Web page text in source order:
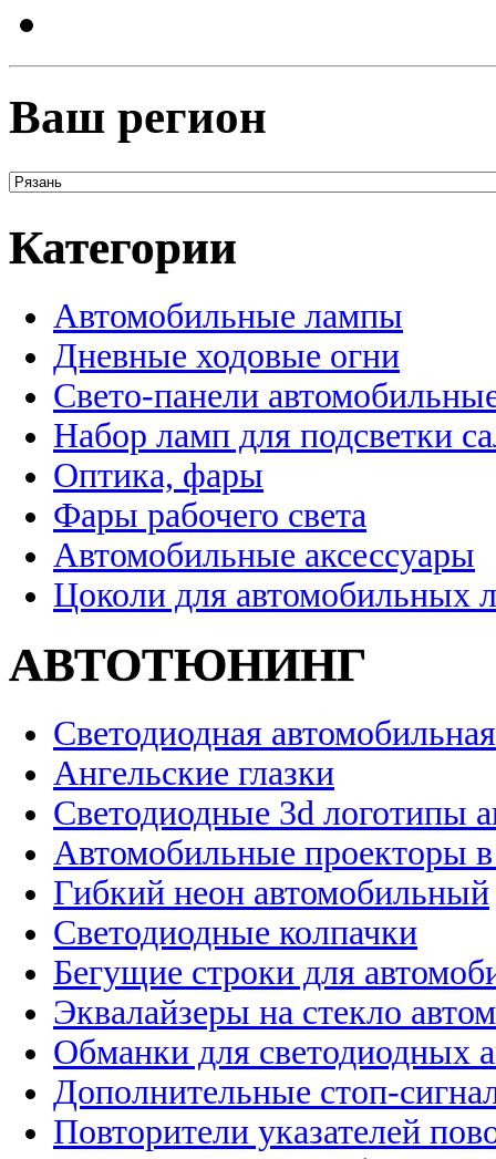
Ваш регион
Категории
Автомобильные лампы
Дневные ходовые огни
Свето-панели
Набор ламп для подсветки
Оптика, фары
Фары рабочего света
Автомобильные аксессуары
Цоколи для автомобильных
АВТОТЮНИНГ
Светодиодная
Ангельские глазки
Светодиодные 3d логотипы
Автомобильные проекторы
Гибкий неон автомобильный
Светодиодные колпачки
Бегущие строки для
Эквалайзеры на стекло
Обманки для светодиодных
Дополнительные стоп-
Повторители указателей